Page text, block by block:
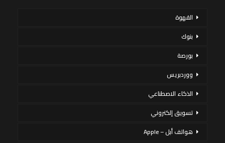
القهوة
بنوك
بورصة
ووردبريس
الذكاء الاصطناعي
تسويق إلكتروني
هواتف أبل – Apple